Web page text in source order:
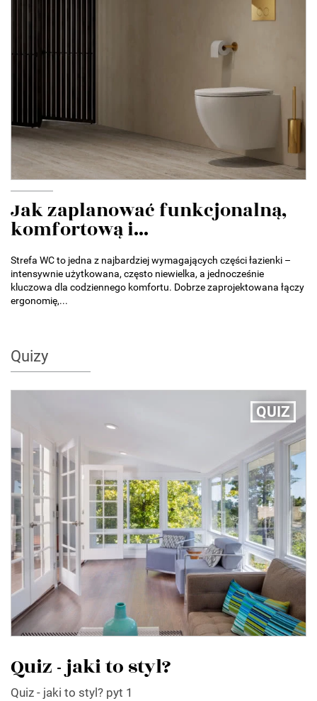
Jak zaplanować funkcjonalną,
komfortową i...
Strefa WC to jedna z najbardziej wymagających części łazienki –
intensywnie użytkowana, często niewielka, a jednocześnie
kluczowa dla codziennego komfortu. Dobrze zaprojektowana łączy
ergonomię,...
Quizy
QUIZ
Quiz - jaki to styl?
Quiz - jaki to styl? pyt 1